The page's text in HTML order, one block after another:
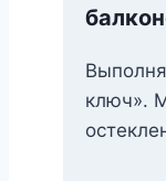
ключ».